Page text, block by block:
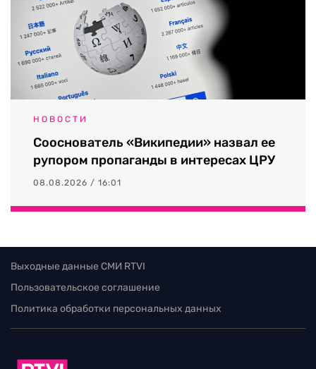
НОВОСТИ
Сооснователь «Википедии» назвал ее
рупором пропаганды в интересах ЦРУ
08.08.2026 / 16:01
Выходные данные СМИ RTVI
Пользовательское соглашение
Политика обработки персональных данных